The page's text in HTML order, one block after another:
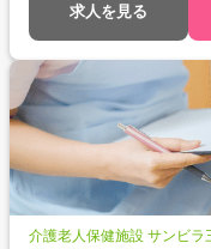
求人を見る
介護老人保健施設 サンビ